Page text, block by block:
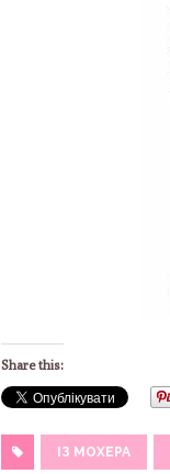
Share this:
ІЗ МОХЕРА